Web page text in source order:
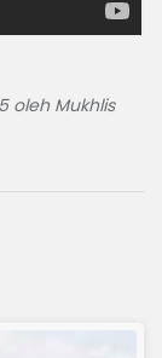
oleh Mukhlis